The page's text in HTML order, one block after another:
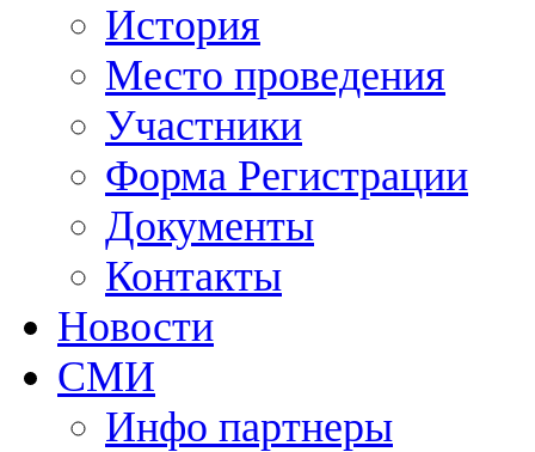
История
Место проведения
Участники
Форма Регистрации
Документы
Контакты
Новости
СМИ
Инфо партнеры